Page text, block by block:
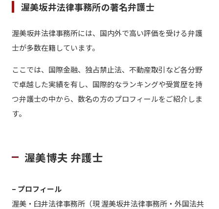
渥美坂井法律事務所の著名弁護士
渥美坂井法律事務所には、国内外で高い評価を受ける弁護
士が多数在籍しています。
ここでは、国際金融、独占禁止法、不動産取引など各分野
で卓越した実績を有し、国際的なランキングや受賞歴を持
つ弁護士の中から、数名の方のプロフィールをご紹介しま
す。
渥美博夫 弁護士
– プロフィール
渥美・臼井法律事務所（現 渥美坂井法律事務所・外国法共